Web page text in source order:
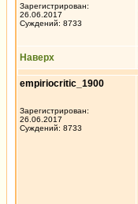
Зарегистрирован:
26.06.2017
Суждений: 8733
Наверх
empiriocritic_1900
Зарегистрирован:
26.06.2017
Суждений: 8733